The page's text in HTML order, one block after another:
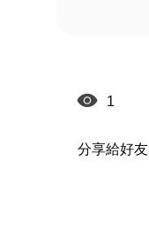
1
分享給好友